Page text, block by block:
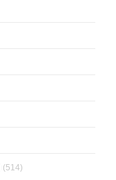
(514)